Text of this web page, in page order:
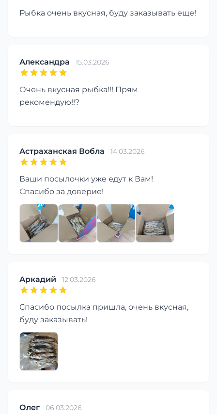
Рыбка очень вкусная, буду заказывать еще!
Александра 15.03.2026
Очень вкусная рыбка!!! Прям
рекомендую!!?
Астраханская Вобла 14.03.2026
Ваши посылочки уже едут к Вам!
Спасибо за доверие!
Аркадий 12.03.2026
Спасибо посылка пришла, очень вкусная,
буду заказывать!
Олег 06.03.2026